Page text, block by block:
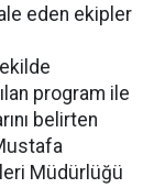
eden ekipler
program ile
belirten
Müdürlüğü